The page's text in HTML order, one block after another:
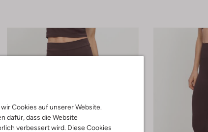
Cookies auf unserer Website.
dafür, dass die Website
verbessert wird. Diese Cookies